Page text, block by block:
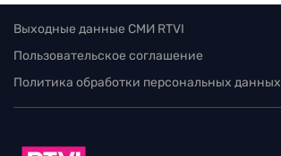
Выходные данные СМИ RTVI
Пользовательское соглашение
Политика обработки персональных данных